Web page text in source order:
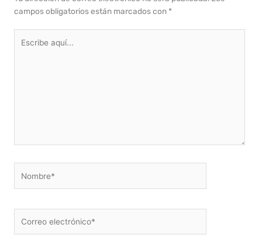
campos obligatorios están marcados con *
aquí...
electrónico*